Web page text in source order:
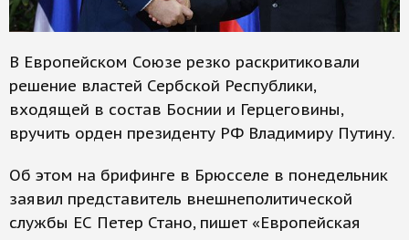
В Европейском Союзе резко раскритиковали
решение властей Сербской Республики,
входящей в состав Боснии и Герцеговины,
вручить орден президенту РФ Владимиру Путину.
Об этом на брифинге в Брюсселе в понедельник
заявил представитель внешнеполитической
службы ЕС Петер Стано, пишет «Европейская